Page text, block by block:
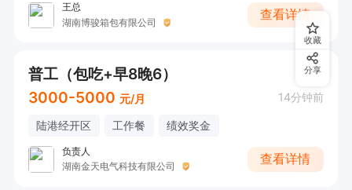
王总
湖南博骏箱包有限公司
查看详情
普工（包吃+早8晚6）
3000-5000 元/月 14分钟前
陆港经开区 工作餐 绩效奖金
负责人
湖南金天电气科技有限公司
查看详情
收藏
分享